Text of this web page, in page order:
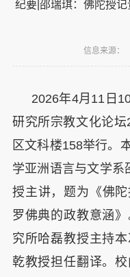
纪要|邵瑞琪：佛陀授
信息来源：
2026年4月 11 日
研究所宗教文化论坛
区文科楼158举行。
学亚洲语言与文学系
授主讲，题为《佛
罗佛典的政教意涵
究所哈磊教授主持
乾教授担任翻译。校